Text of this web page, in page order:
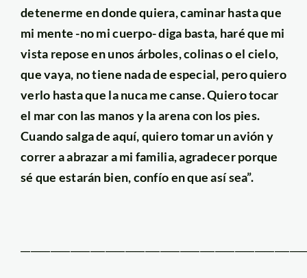
detenerme en donde quiera, caminar hasta que
mi mente -no mi cuerpo- diga basta, haré que mi
vista repose en unos árboles, colinas o el cielo,
que vaya, no tiene nada de especial, pero quiero
verlo hasta que la nuca me canse. Quiero tocar
el mar con las manos y la arena con los pies.
Cuando salga de aquí, quiero tomar un avión y
correr a abrazar a mi familia, agradecer porque
sé que estarán bien, confío en que así sea”.